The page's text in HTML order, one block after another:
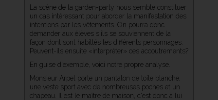
La scène de la garden-party nous semble constituer
un cas intéressant pour aborder la manifestation des
intentions par les vêtements. On pourra donc
demander aux élèves s'ils se souviennent de la
façon dont sont habillés les différents personnages.
Peuvent-ils ensuite «interpréter» ces accoutrements?
En guise d'exemple, voici notre propre analyse.
Monsieur Arpel porte un pantalon de toile blanche,
une veste sport avec de nombreuses poches et un
chapeau. Il est le maître de maison, c'est donc à lui